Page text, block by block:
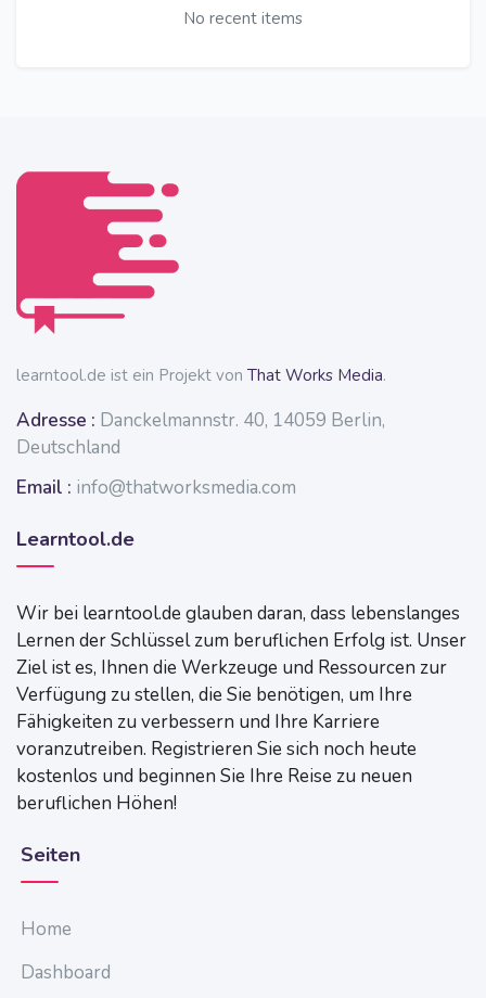
No recent items
learntool.de ist ein Projekt von That Works Media.
Adresse : Danckelmannstr. 40, 14059 Berlin,
Deutschland
Email : info@thatworksmedia.com
Learntool.de
Wir bei learntool.de glauben daran, dass lebenslanges
Lernen der Schlüssel zum beruflichen Erfolg ist. Unser
Ziel ist es, Ihnen die Werkzeuge und Ressourcen zur
Verfügung zu stellen, die Sie benötigen, um Ihre
Fähigkeiten zu verbessern und Ihre Karriere
voranzutreiben. Registrieren Sie sich noch heute
kostenlos und beginnen Sie Ihre Reise zu neuen
beruflichen Höhen!
Seiten
Home
Dashboard